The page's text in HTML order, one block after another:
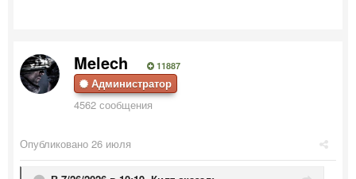
Melech 11887
Администратор
4562 сообщения
Опубликовано 26 июля